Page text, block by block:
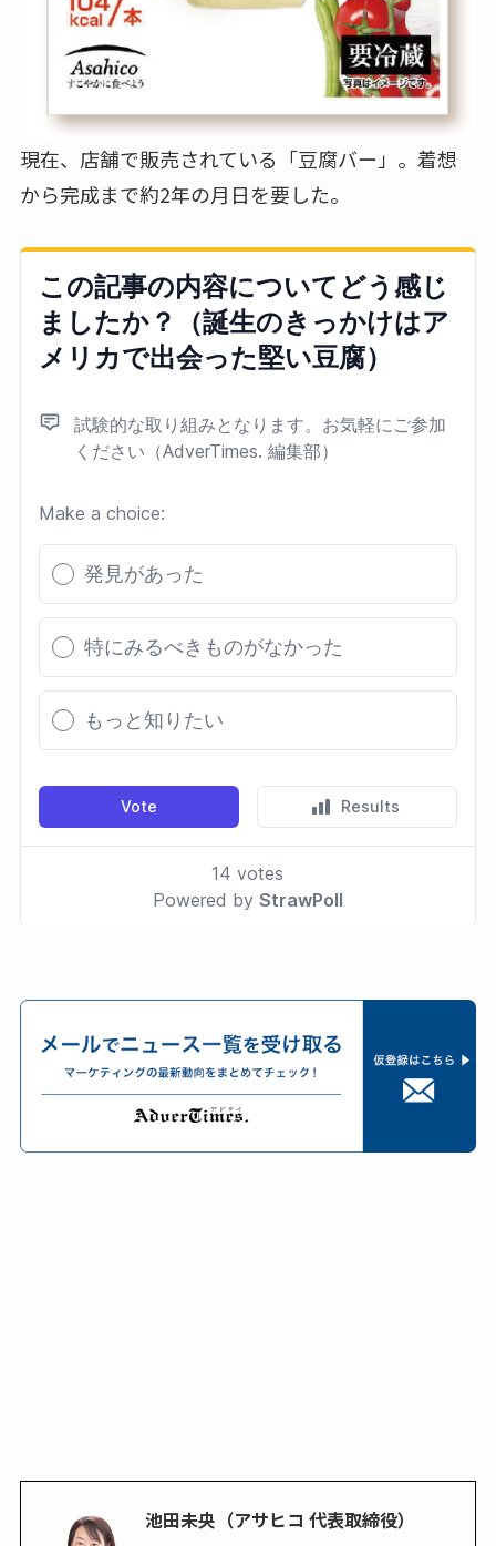
現在、店舗で販売されている「豆腐バー」。着想
から完成まで約2年の月日を要した。
池田未央（アサヒコ 代表取締役）